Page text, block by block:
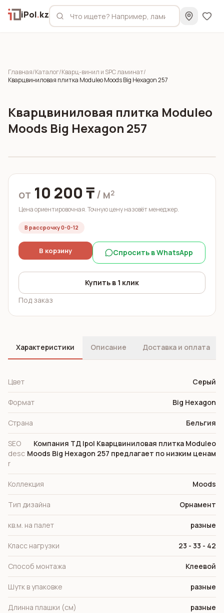
iPol.kz
Главная/Каталог/Кварц-винил и SPC ламинат/
Кварцвиниловая плитка Moduleo Moods Big Hexagon 257
Кварцвиниловая плитка Moduleo
Moods Big Hexagon 257
от 10 200 ₸/ м²
Цена ориентировочная. Точную цену назовёт менеджер.
В рассрочку 0-0-12
В корзину Спросить в WhatsApp
Купить в 1 клик
Под заказ
Характеристики Описание Доставка и оплата
Цвет Cерый
Формат Big Hexagon
Страна Бельгия
SEO
desc
r
Компания ТД Ipol Кварцвиниловая плитка Moduleo
Moods Big Hexagon 257 предлагает по низким ценам
Коллекция Moods
Тип дизайна Орнамент
кв.м. на палет разные
Класс нагрузки 23 - 33 - 42
Способ монтажа Клеевой
Шутк в упаковке разные
Длинна плашки (см) разные